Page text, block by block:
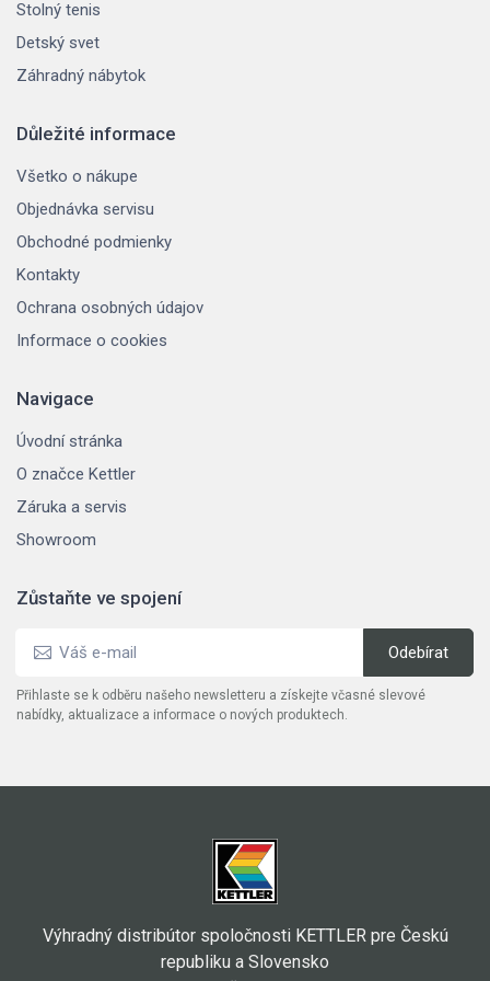
Stolný tenis
Detský svet
Záhradný nábytok
Důležité informace
Všetko o nákupe
Objednávka servisu
Obchodné podmienky
Kontakty
Ochrana osobných údajov
Informace o cookies
Navigace
Úvodní stránka
O značce Kettler
Záruka a servis
Showroom
Zůstaňte ve spojení
Přihlaste se k odběru našeho newsletteru a získejte včasné slevové
nabídky, aktualizace a informace o nových produktech.
Výhradný distribútor spoločnosti KETTLER pre Českú
republiku a Slovensko